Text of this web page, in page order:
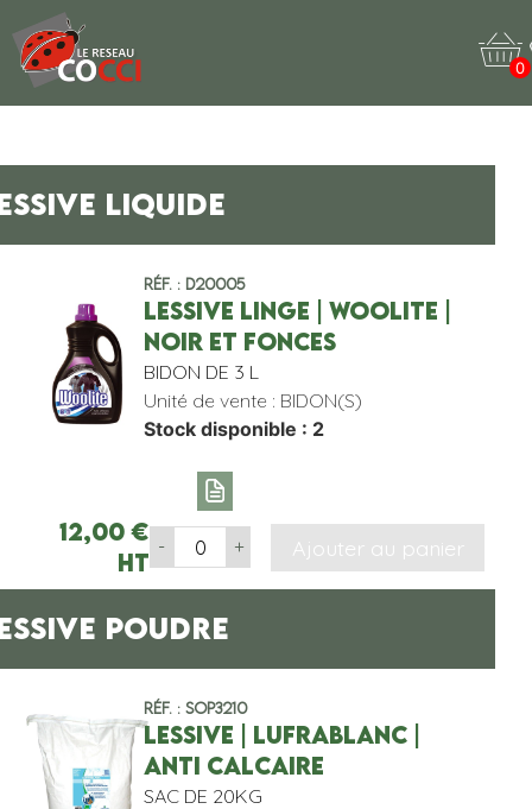
0
LIQUIDE
Réf. : D20005
LESSIVE LINGE | WOOLITE |
NOIR ET FONCES
BIDON DE 3 L
Unité de vente : BIDON(S)
Stock disponible : 2
12,00€
HT
- + Ajouter au panier
POUDRE
Réf. : SOP3210
LESSIVE | LUFRABLANC |
ANTI CALCAIRE
SAC DE 20KG